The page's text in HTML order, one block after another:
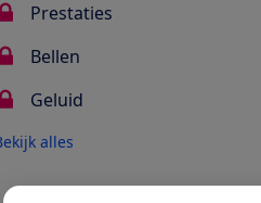
Prestaties
Bellen
Geluid
alles